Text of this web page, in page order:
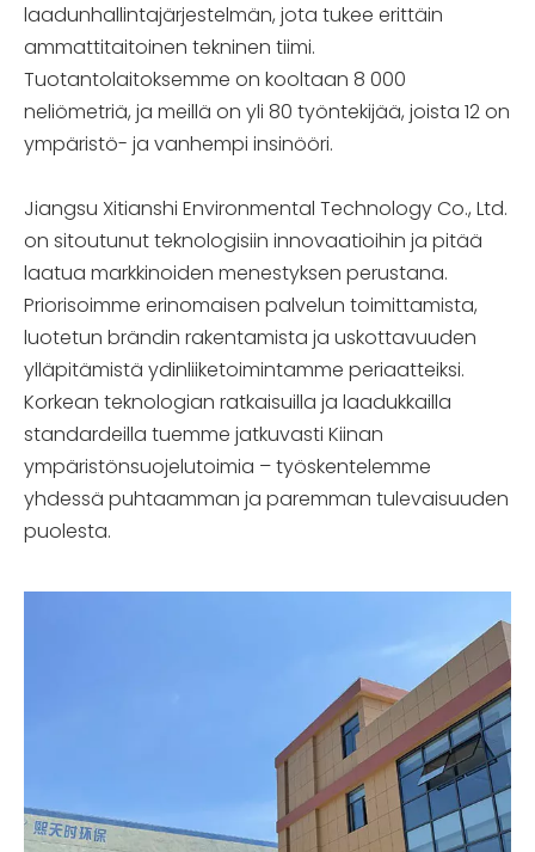
laadunhallintajärjestelmän, jota tukee erittäin
ammattitaitoinen tekninen tiimi.
Tuotantolaitoksemme on kooltaan 8 000
neliömetriä, ja meillä on yli 80 työntekijää, joista 12 on
ympäristö- ja vanhempi insinööri.
Jiangsu Xitianshi Environmental Technology Co., Ltd.
on sitoutunut teknologisiin innovaatioihin ja pitää
laatua markkinoiden menestyksen perustana.
Priorisoimme erinomaisen palvelun toimittamista,
luotetun brändin rakentamista ja uskottavuuden
ylläpitämistä ydinliiketoimintamme periaatteiksi.
Korkean teknologian ratkaisuilla ja laadukkailla
standardeilla tuemme jatkuvasti Kiinan
ympäristönsuojelutoimia – työskentelemme
yhdessä puhtaamman ja paremman tulevaisuuden
puolesta.